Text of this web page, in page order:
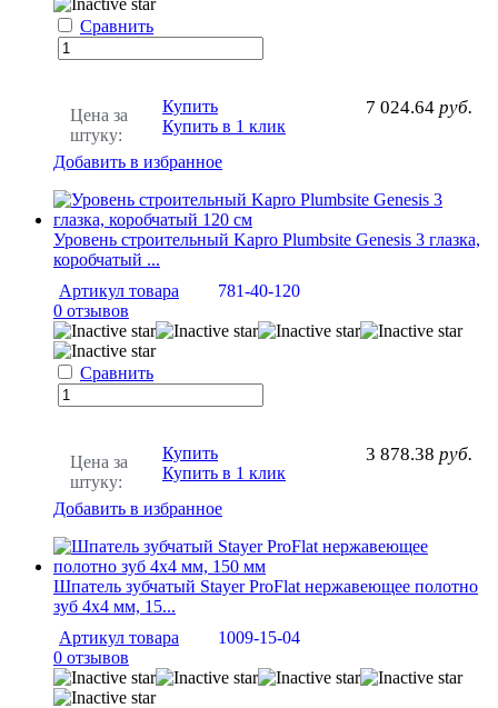
Сравнить
Цена за
штуку:
7 024.64 руб.
Купить
Купить в 1 клик
Добавить в избранное
Уровень строительный Kapro Plumbsite Genesis 3 глазка,
коробчатый ...
Артикул товара
781-40-120
0 отзывов
Сравнить
Цена за
штуку:
3 878.38 руб.
Купить
Купить в 1 клик
Добавить в избранное
Шпатель зубчатый Stayer ProFlat нержавеющее полотно
зуб 4х4 мм, 15...
Артикул товара
1009-15-04
0 отзывов